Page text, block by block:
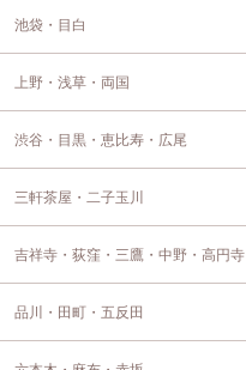
池袋・目白
上野・浅草・両国
渋谷・目黒・恵比寿・広尾
三軒茶屋・二子玉川
吉祥寺・荻窪・三鷹・中野・高円寺
品川・田町・五反田